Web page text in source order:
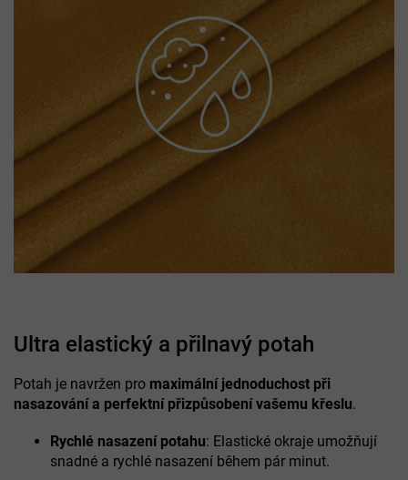
Ultra elastický a přilnavý potah
Potah je navržen pro maximální jednoduchost při
nasazování a perfektní přizpůsobení vašemu křeslu.
Rychlé nasazení potahu: Elastické okraje umožňují
snadné a rychlé nasazení během pár minut.